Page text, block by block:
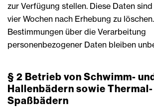
zur Verfügung stellen. Diese Daten
vier Wochen nach Erhebung zu
Bestimmungen über die Verarbeitung
personenbezogener Daten bleiben
§ 2 Betrieb von Schwimm-
Hallenbädern sowie Thermal-
Spaßbädern